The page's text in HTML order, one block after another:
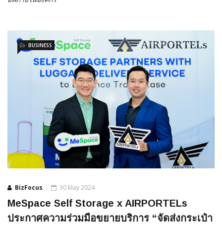
BizFocus
BUSINESS
30 May 2024
MeSpace Self Storage x AIRPORTELs
ประกาศความร่วมมือขยายบริการ “จัดส่งกระเป๋า